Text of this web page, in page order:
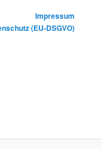
Impressum
(EU-DSGVO)